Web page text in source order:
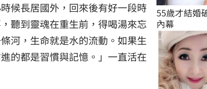
候長居國外，回來後有好一段時
聽到靈魂在重生前，得喝湯來忘
河，生命就是水的流動。如果生
的都是習慣與記憶。」一直活在
55歲才結婚
內幕